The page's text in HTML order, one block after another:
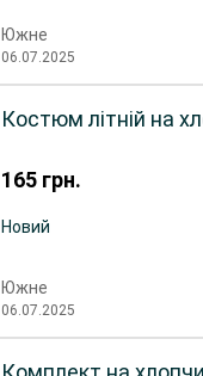
Южне
06.07.2025
165 грн.
Костюм літній на
Новий
Южне
06.07.2025